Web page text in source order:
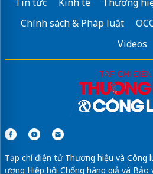
Chính sách & Pháp luật
Videos
Tạp chí điện tử Thương hiệu và Công
ương Hiệp hội Chống hàng giả và